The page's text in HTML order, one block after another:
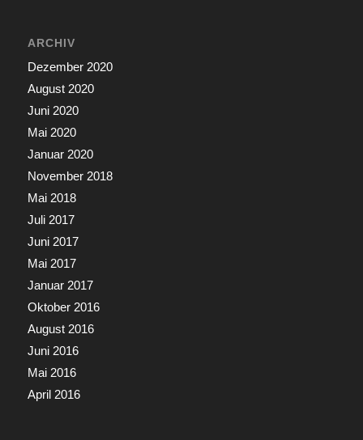
ARCHIV
Dezember 2020
August 2020
Juni 2020
Mai 2020
Januar 2020
November 2018
Mai 2018
Juli 2017
Juni 2017
Mai 2017
Januar 2017
Oktober 2016
August 2016
Juni 2016
Mai 2016
April 2016